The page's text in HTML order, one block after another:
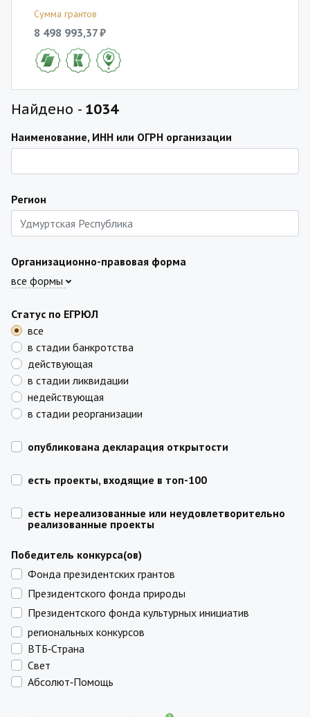
Сумма грантов
8 498 993,37 ₽
Найдено - 1034
Наименование, ИНН или ОГРН организации
Регион
Организационно-правовая форма
все формы
Статус по ЕГРЮЛ
все
в стадии банкротства
действующая
в стадии ликвидации
недействующая
в стадии реорганизации
опубликована декларация открытости
есть проекты, входящие в топ-100
есть нереализованные или неудовлетворительно
реализованные проекты
Победитель конкурса(ов)
Фонда президентских грантов
Президентского фонда природы
Президентского фонда культурных инициатив
региональных конкурсов
ВТБ‑Страна
Свет
Абсолют‑Помощь